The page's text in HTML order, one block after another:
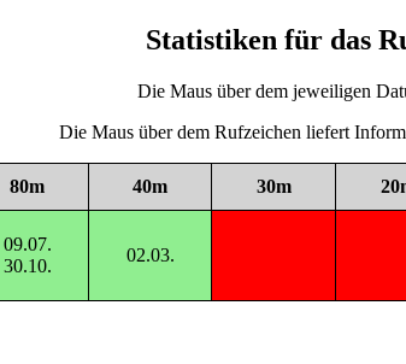
Statistiken für das
Die Maus über dem jeweiligen
Die Maus über dem Rufzeichen liefert
80m 40m 30m
09.07.
30.10.
02.03.